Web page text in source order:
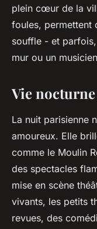
plein cœur de la
foules, permettent
souffle - et
mur ou un
Vie
La nuit parisienne
amoureux. Elle
comme le Moulin
des spectacles
mise en scène
vivants, les petits
revues, des